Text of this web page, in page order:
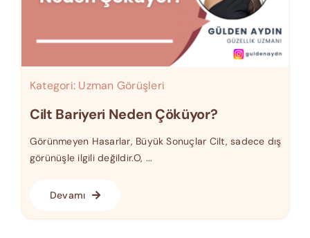
Kategori: Uzman Görüşleri
Cilt Bariyeri Neden Çöküyor?
Görünmeyen Hasarlar, Büyük Sonuçlar Cilt, sadece dış
görünüşle ilgili değildir.O, ...
Devamı